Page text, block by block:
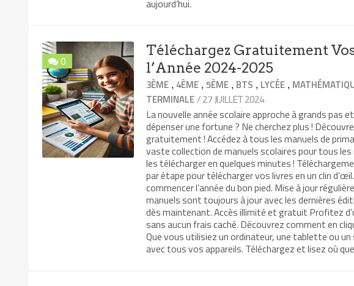
aujourd’hui.
0
Téléchargez Gratuitement
l’Année 2024-2025
3ÈME , 4ÈME ,5ÈME , BTS , LYCÉE ,
TERMINALE/ 27 JUILLET 2024
La nouvelle année scolaire approche à grands pas
dépenser une fortune ? Ne cherchez plus !
gratuitement ! Accédez à tous les manuels de
vaste collection de manuels scolaires pour tous
les télécharger en quelques minutes !
par étape pour télécharger vos livres en un clin
commencer l’année du bon pied. Mise à jour
manuels sont toujours à jour avec les dernières
dès maintenant. Accès illimité et gratuit Profitez
sans aucun frais caché. Découvrez comment en
Que vous utilisiez un ordinateur, une tablette ou
avec tous vos appareils. Téléchargez et lisez où